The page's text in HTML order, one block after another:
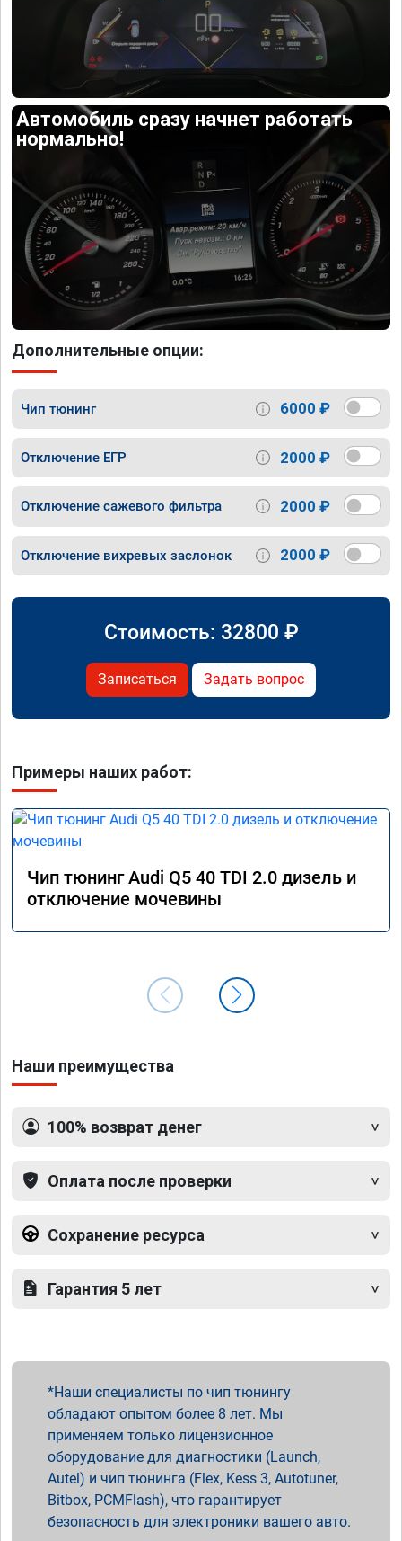
Автомобиль сразу начнет работать
нормально!
Дополнительные опции:
Чип тюнинг 6000 ₽
Отключение ЕГР 2000 ₽
Отключение сажевого фильтра 2000 ₽
Отключение вихревых заслонок 2000 ₽
Стоимость: 32800 ₽
Записаться Задать вопрос
Примеры наших работ:
Чип тюнинг Audi Q5 40 TDI 2.0 дизель и
отключение мочевины
Наши преимущества
100% возврат денег
Оплата после проверки
Сохранение ресурса
Гарантия 5 лет
Наши специалисты по чип тюнингу
обладают опытом более 8 лет. Мы
применяем только лицензионное
оборудование для диагностики (Launch,
Autel) и чип тюнинга (Flex, Kess 3, Autotuner,
Bitbox, PCMFlash), что гарантирует
безопасность для электроники вашего авто.